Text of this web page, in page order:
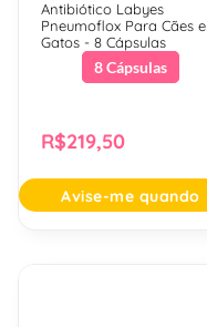
Antibiótico Labyes
Pneumoflox Para Cães e
Gatos - 8 Cápsulas
8 Cápsulas
R$219,50
Avise-me quando